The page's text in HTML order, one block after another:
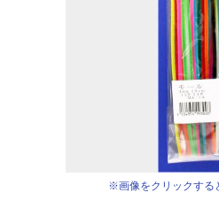
※画像をクリックする